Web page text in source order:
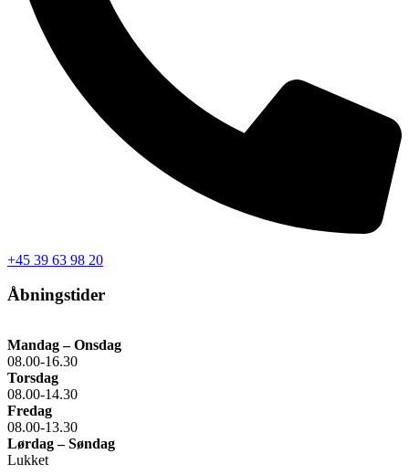
+45 39 63 98 20
Åbningstider
Mandag – Onsdag
08.00-16.30
Torsdag
08.00-14.30
Fredag
08.00-13.30
Lørdag – Søndag
Lukket